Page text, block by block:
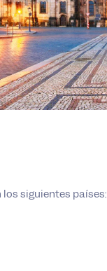
siguientes países: